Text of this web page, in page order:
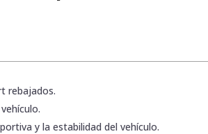
rebajados.
y la estabilidad del vehículo.